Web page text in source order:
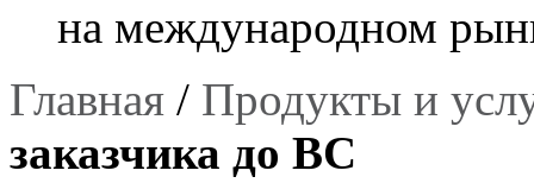
на международном
Главная / Продукты и
заказчика до ВС